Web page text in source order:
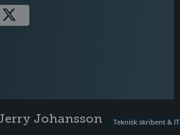
Johansson Teknisk skribent &